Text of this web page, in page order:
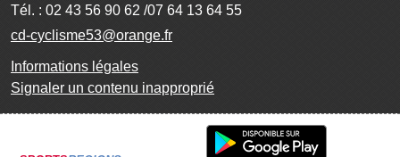
Tél. : 02 43 56 90 62 /07 64 13 64 55
cd-cyclisme53@orange.fr
Informations légales
Signaler un contenu inapproprié